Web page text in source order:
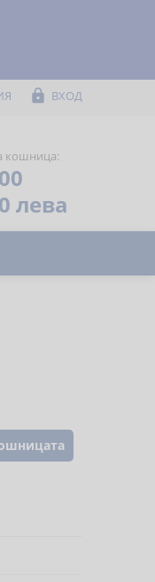
 ВХОД
кошница:
лева